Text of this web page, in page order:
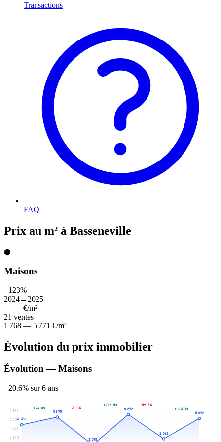
Transactions
FAQ
Prix au m² à Basseneville
⬢
Maisons
+123%
2024→2025
€/m²
21 ventes
1 768 — 5 771 €/m²
Évolution du prix immobilier
Évolution — Maisons
+20.6% sur 6 ans
2 803
4 169
5 534
6 899
4 702
5 870
1 598
6 272
2 542
5 672
+24.8% -72.8%
+292.5% -59.5%
+123.1%